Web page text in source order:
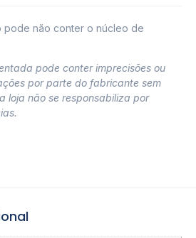
pode não conter o núcleo de
pode conter imprecisões ou
por parte do fabricante sem
loja não se responsabiliza por